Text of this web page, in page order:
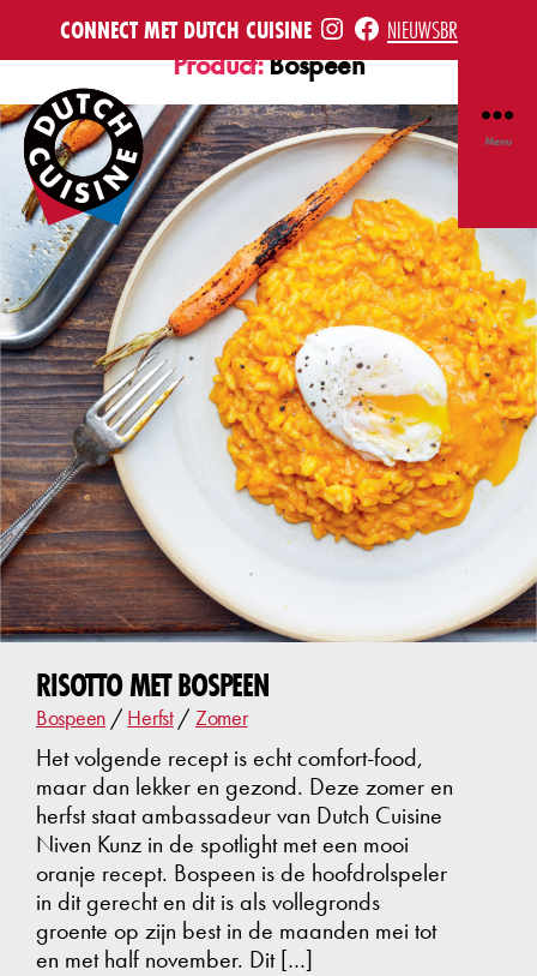
CONNECT MET DUTCH CUISINE INSTE FB NIEUWSBRIEF
Dutch
Cuisine
Menu
Product:Bospeen
RISOTTO MET BOSPEEN
Bospeen /Herfst/Zomer
Het volgende recept is echt comfort-food,
maar dan lekker en gezond. Deze zomer en
herfst staat ambassadeur van Dutch Cuisine
Niven Kunz in de spotlight met een mooi
oranje recept. Bospeen is de hoofdrolspeler
in dit gerecht en dit is als vollegronds
groente op zijn best in de maanden mei tot
en met half november. Dit […]